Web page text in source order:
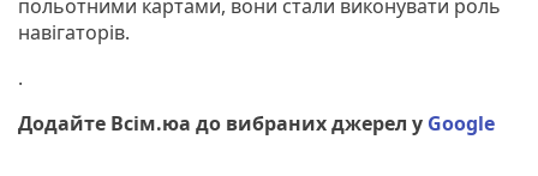
польотними картами, вони стали виконувати роль
навігаторів.
.
Додайте Всім.юа до вибраних джерел у Google